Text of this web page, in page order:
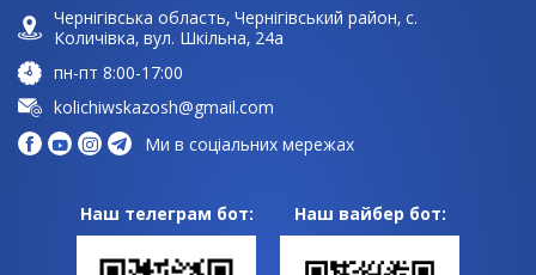
Чернігівська область, Чернігівський район, с.
Количівка, вул. Шкільна, 24а
пн-пт 8:00-17:00
kolichiwskazosh@gmail.com
Ми в соціальних мережах
Наш телеграм бот: Наш вайбер бот: